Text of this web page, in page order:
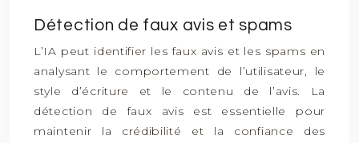
Détection de faux avis et spams
L’IA peut identifier les faux avis et les spams en
analysant le comportement de l’utilisateur, le
style d’écriture et le contenu de l’avis. La
détection de faux avis est essentielle pour
maintenir la crédibilité et la confiance des